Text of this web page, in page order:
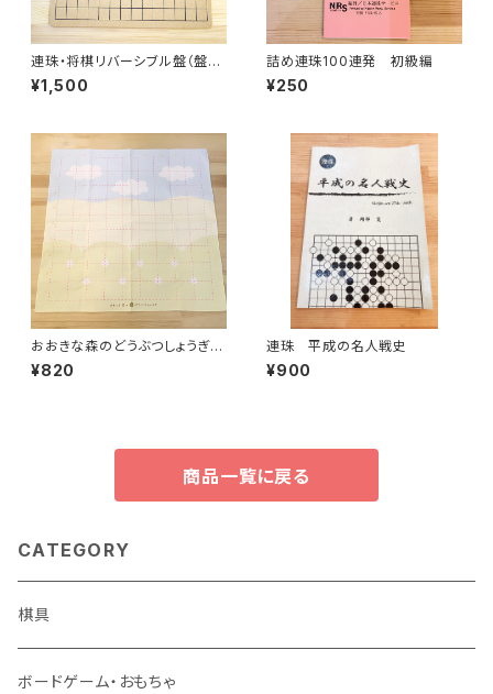
連珠・将棋リバーシブル盤（盤の
み）
¥1,500
詰め連珠100連発 初級編
¥250
おおきな森のどうぶつしょうぎ・
布盤単品
¥820
連珠 平成の名人戦史
¥900
商品一覧に戻る
CATEGORY
棋具
ボードゲーム・おもちゃ